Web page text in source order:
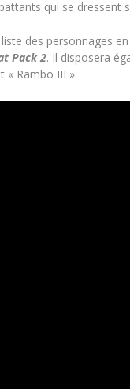
qui se dressent
des personnages
Pack 2. Il disposera
« Rambo III ».